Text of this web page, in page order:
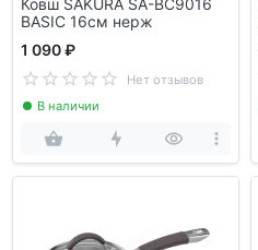
BASIC 16см нерж
1 090 ₽
Нет отзывов
В наличии